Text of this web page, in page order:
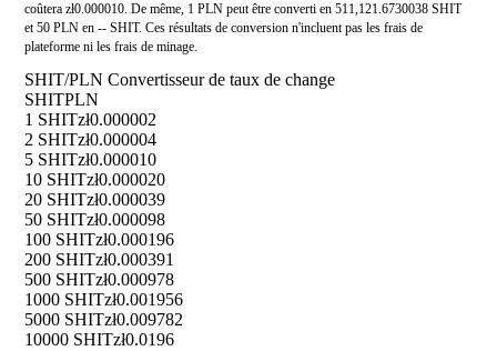
coûtera zł0.000010. De même, 1 PLN peut être converti en 511,121.6730038 SHIT
et 50 PLN en -- SHIT. Ces résultats de conversion n'incluent pas les frais de
plateforme ni les frais de minage.
SHIT/PLN Convertisseur de taux de change
SHITPLN
1 SHITzł0.000002
2 SHITzł0.000004
5 SHITzł0.000010
10 SHITzł0.000020
20 SHITzł0.000039
50 SHITzł0.000098
100 SHITzł0.000196
200 SHITzł0.000391
500 SHITzł0.000978
1000 SHITzł0.001956
5000 SHITzł0.009782
10000 SHITzł0.0196